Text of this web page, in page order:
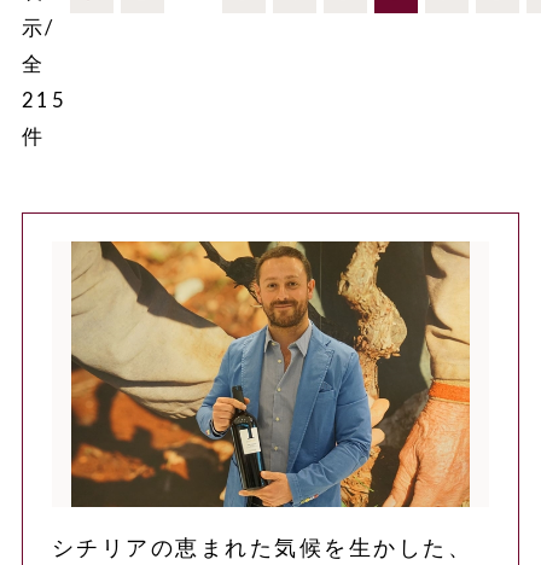
示/
全
215
件
シチリアの恵まれた気候を生かした、